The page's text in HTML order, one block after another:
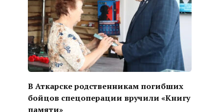
В Аткарске родственникам погибших
бойцов спецоперации вручили «Книгу
памяти»